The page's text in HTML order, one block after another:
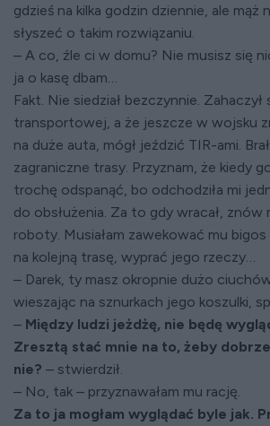
gdzieś na kilka godzin dziennie, ale mąż
słyszeć o takim rozwiązaniu.
– A co, źle ci w domu? Nie musisz się
ja o kasę dbam…
Fakt. Nie siedział bezczynnie. Zahaczył
transportowej, a że jeszcze w wojsku
na duże auta, mógł jeździć TIR-ami.
zagraniczne trasy. Przyznam, że kiedy
trochę odspanąć, bo odchodziła mi
do obsłużenia. Za to gdy wracał, znów
roboty. Musiałam zawekować mu
na kolejną trasę, wyprać jego rzeczy…
– Darek, ty masz okropnie dużo
wieszając na sznurkach jego koszulki,
– Między ludzi jeżdżę, nie będę
Zresztą stać mnie na to, żeby
nie? – stwierdził.
– No, tak – przyznawałam mu rację.
Za to ja mogłam wyglądać byle jak.